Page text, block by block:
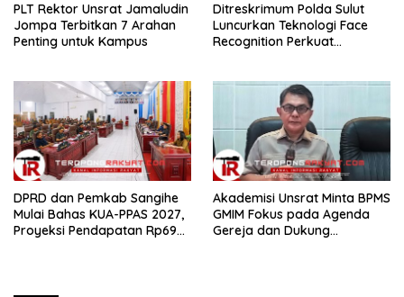
​PLT Rektor Unsrat Jamaludin
Jompa Terbitkan 7 Arahan
Penting untuk Kampus
Ditreskrimum Polda Sulut
Luncurkan Teknologi Face
Recognition Perkuat
di TIFF Tomohon 2026
DPRD dan Pemkab Sangihe
Mulai Bahas KUA-PPAS 2027,
Proyeksi Pendapatan Rp699
Akademisi Unsrat Minta BPMS
GMIM Fokus pada Agenda
Gereja dan Dukung